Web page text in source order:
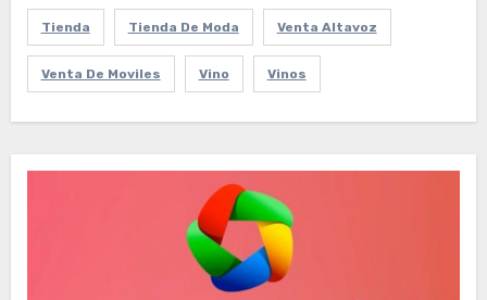
Tienda Tienda De Moda Venta Altavoz
Venta De Moviles Vino Vinos